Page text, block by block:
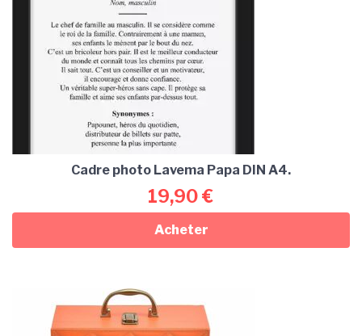
Cadre photo Lavema Papa DIN A4.
19,90€
Acheter